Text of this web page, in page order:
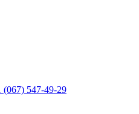
(067) 547-49-29